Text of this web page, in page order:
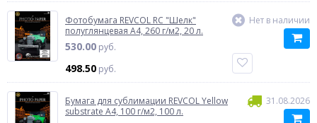
Фотобумага REVCOL RC "Шелк"
полуглянцевая A4, 260 г/м2, 20 л.
530.00 руб.
498.50 руб.
Нет в наличии
Бумага для сублимации REVCOL Yellow
substrate A4, 100 г/м2, 100 л.
31.08.2026